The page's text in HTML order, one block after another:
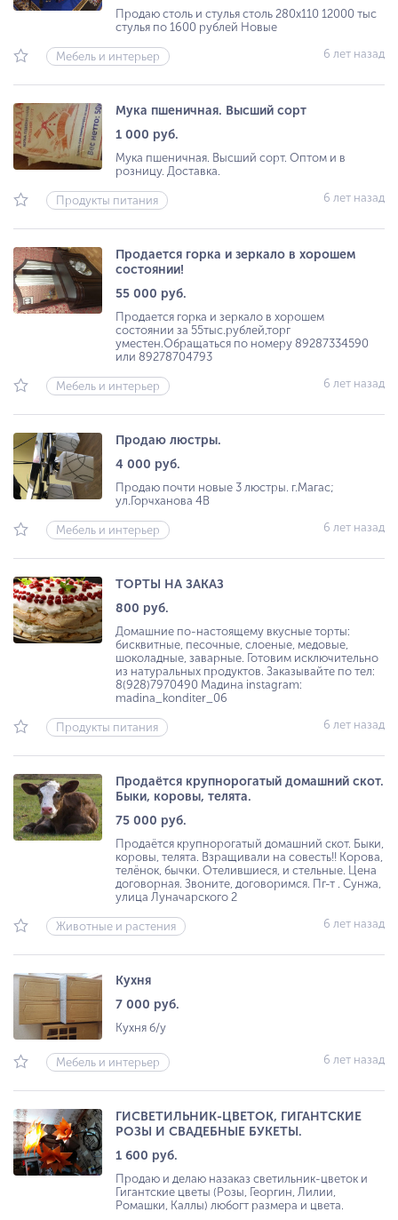
Продаю столь и стулья столь 280х110 12000 тыс
стулья по 1600 рублей Новые
Мебель и интерьер 6 лет назад
Мука пшеничная. Высший сорт
1 000 руб.
Мука пшеничная. Высший сорт. Оптом и в
розницу. Доставка.
Продукты питания 6 лет назад
Продается горка и зеркало в хорошем
состоянии!
55 000 руб.
Продается горка и зеркало в хорошем
состоянии за 55тыс.рублей,торг
уместен.Обращаться по номеру 89287334590
или 89278704793
Мебель и интерьер 6 лет назад
Продаю люстры.
4 000 руб.
Продаю почти новые 3 люстры. г.Магас;
ул.Горчханова 4В
Мебель и интерьер 6 лет назад
ТОРТЫ НА ЗАКАЗ
800 руб.
Домашние по-настоящему вкусные торты:
бисквитные, песочные, слоеные, медовые,
шоколадные, заварные. Готовим исключительно
из натуральных продуктов. Заказывайте по тел:
8(928)7970490 Мадина instagram:
madina_konditer_06
Продукты питания 6 лет назад
Продаётся крупнорогатый домашний скот.
Быки, коровы, телята.
75 000 руб.
Продаётся крупнорогатый домашний скот. Быки,
коровы, телята. Взращивали на совесть!! Корова,
телёнок, бычки. Отелившиеся, и стельные. Цена
договорная. Звоните, договоримся. Пг-т . Сунжа,
улица Луначарского 2
Животные и растения 6 лет назад
Кухня
7 000 руб.
Кухня б/у
Мебель и интерьер 6 лет назад
ГИСВЕТИЛЬНИК-ЦВЕТОК, ГИГАНТСКИЕ
РОЗЫ И СВАДЕБНЫЕ БУКЕТЫ.
1 600 руб.
Продаю и делаю назаказ светильник-цветок и
Гигантские цветы (Розы, Георгин, Лилии,
Ромашки, Каллы) любогт размера и цвета.